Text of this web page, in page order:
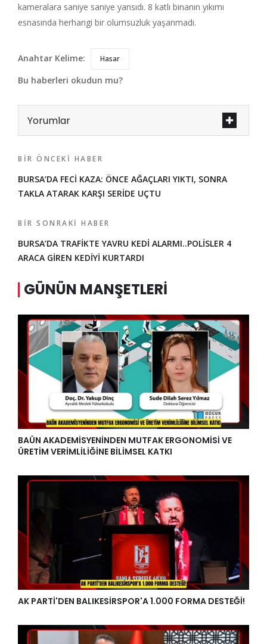
kameralara saniye saniye yansıdı. 8 katlı binanın yıkımı
esnasında herhangi bir olumsuzluk yaşanmadı.
Anahtar Kelime: Hasar
Bu haberleri okudun mu?
Yorumlar
BIR ÖNCEKI HABER
BURSA’DA FECİ KAZA: ÖNCE AĞAÇLARI YIKTI, SONRA
TAKLA ATARAK KARŞI SERİDE UÇTU
BIR SONRAKI HABER
BURSA’DA TRAFİKTE YAVRU KEDİ ALARMI..POLİSLER 4
ARACA GİREN KEDİYİ KURTARDI
GÜNÜN MANŞETLERI
BAÜN AKADEMİSYENİNDEN MUTFAK ERGONOMİSİ VE
ÜRETİM VERİMLİLİĞİNE BİLİMSEL KATKI
AK PARTİ'DEN BALIKESİRSPOR'A 1.000 FORMA DESTEĞİ!